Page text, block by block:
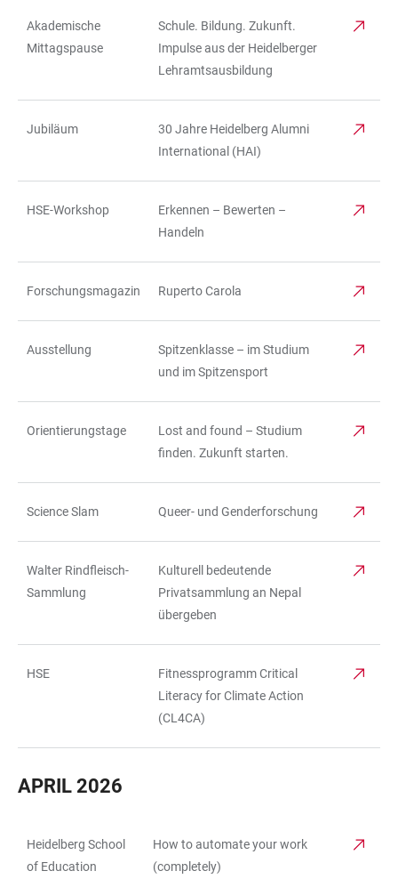
Akademische
Mittagspause
Schule. Bildung. Zukunft.
Impulse aus der Heidelberger
Lehramtsausbildung
Jubiläum
30 Jahre Heidelberg Alumni
International (HAI)
HSE-Workshop
Erkennen – Bewerten –
Handeln
Forschungsmagazin Ruperto Carola
Ausstellung
Spitzenklasse – im Studium
und im Spitzensport
Orientierungstage
Lost and found – Studium
finden. Zukunft starten.
Science Slam Queer- und Genderforschung
Walter Rindfleisch-
Sammlung
Kulturell bedeutende
Privatsammlung an Nepal
übergeben
HSE
Fitnessprogramm Critical
Literacy for Climate Action
(CL4CA)
APRIL 2026
TABELLE
Heidelberg School
of Education
How to automate your work
(completely)